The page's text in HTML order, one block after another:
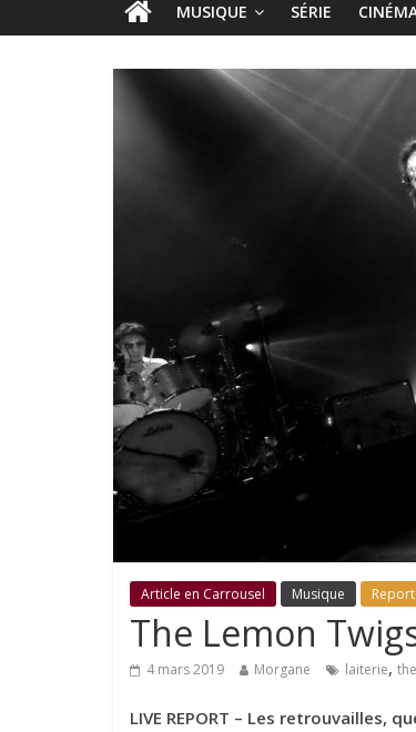
MUSIQUE SÉRIE
Article en Carrousel Musique
The Lemon
4 mars 2019 Morgane laiterie,
LIVE REPORT – Les retrouvailles,